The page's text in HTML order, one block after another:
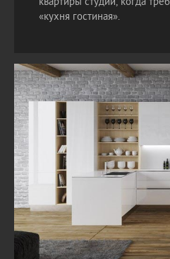
«кухня гостиная».